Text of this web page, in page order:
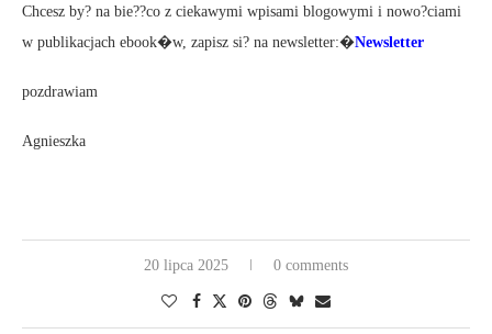
Chcesz by? na bie??co z ciekawymi wpisami blogowymi i nowo?ciami
w publikacjach ebook�w, zapisz si? na newsletter:�Newsletter
pozdrawiam
Agnieszka
20 lipca 2025 0 comments